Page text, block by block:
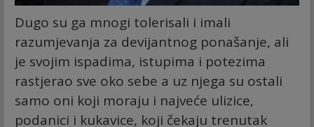
Dugo su ga mnogi tolerisali i imali
razumjevanja za devijantnog ponašanje, ali
je svojim ispadima, istupima i potezima
rastjerao sve oko sebe a uz njega su ostali
samo oni koji moraju i najveće ulizice,
podanici i kukavice, koji čekaju trenutak